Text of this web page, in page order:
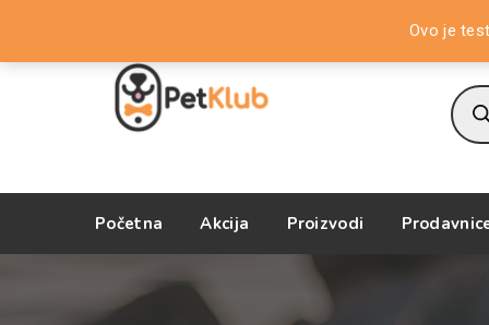
Ovo je
Početna Akcija Proizvodi